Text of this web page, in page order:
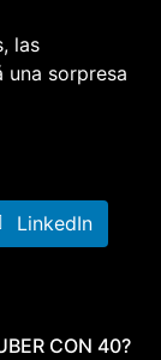
las
sorpresa
LinkedIn
CON 40?